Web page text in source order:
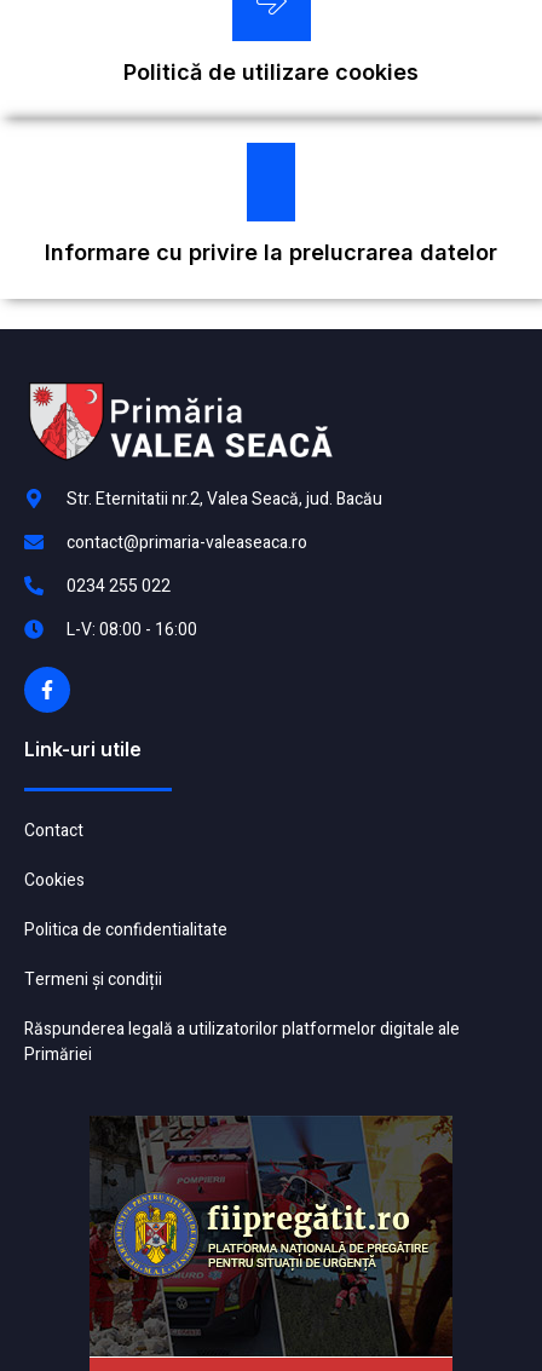
Politică de utilizare cookies
Informare cu privire la prelucrarea datelor
Str. Eternitatii nr.2, Valea Seacă, jud. Bacău
contact@primaria-valeaseaca.ro
0234 255 022
L-V: 08:00 - 16:00
Link-uri utile
Contact
Cookies
Politica de confidentialitate
Termeni și condiții
Răspunderea legală a utilizatorilor platformelor digitale ale
Primăriei